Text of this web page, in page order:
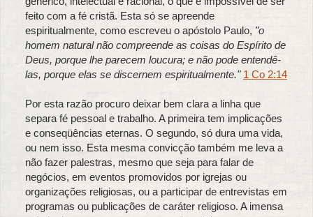
feito com a fé cristã. Esta só se apreende
espiritualmente, como escreveu o apóstolo Paulo, "o
homem natural não compreende as coisas do Espírito de
Deus, porque lhe parecem loucura; e não pode entendê-
las, porque elas se discernem espiritualmente." 1 Co 2:14
Por esta razão procuro deixar bem clara a linha que
separa fé pessoal e trabalho. A primeira tem implicações
e conseqüências eternas. O segundo, só dura uma vida,
ou nem isso. Esta mesma convicção também me leva a
não fazer palestras, mesmo que seja para falar de
negócios, em eventos promovidos por igrejas ou
organizações religiosas, ou a participar de entrevistas em
programas ou publicações de caráter religioso. A imensa